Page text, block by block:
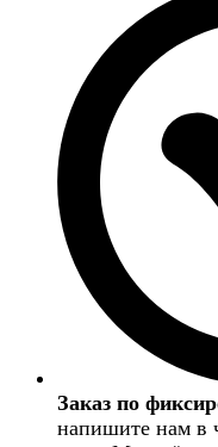
Заказ по
напишите нам в